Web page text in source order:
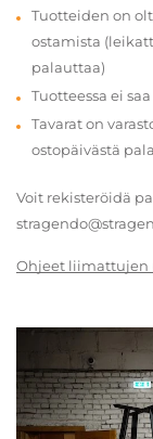
Tuotteiden on
ostamista
palauttaa)
Tuotteessa ei
Tavarat on
ostopäivästä
Voit rekisteröidä
Ohjeet liimattujen